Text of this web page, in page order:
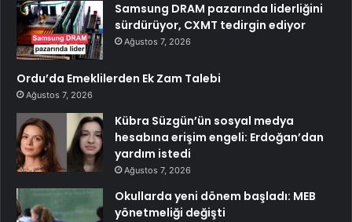
Samsung DRAM pazarında liderliğini
sürdürüyor, CXMT tedirgin ediyor
Ağustos 7, 2026
Ordu’da Emeklilerden Ek Zam Talebi
Ağustos 7, 2026
Kübra Süzgün’ün sosyal medya
hesabına erişim engeli: Erdoğan’dan
yardım istedi
Ağustos 7, 2026
Okullarda yeni dönem başladı: MEB
yönetmeliği değişti